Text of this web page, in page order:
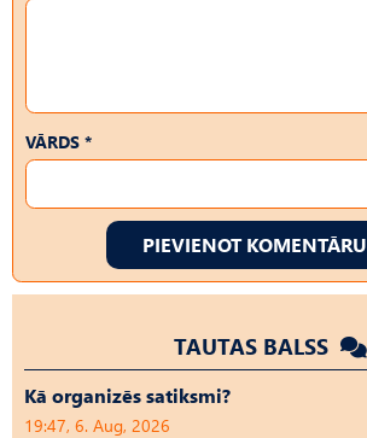
VĀRDS *
PIEVIENOT KOMENTĀRU
TAUTAS BALSS
Kā organizēs satiksmi?
19:47, 6. Aug, 2026